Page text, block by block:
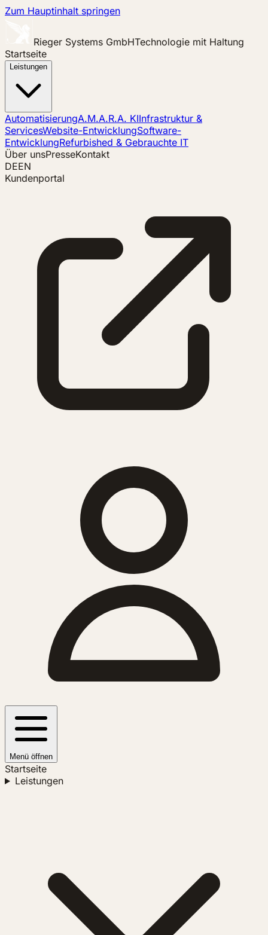
Zum Hauptinhalt springen
Rieger Systems GmbHTechnologie mit Haltung
Startseite
Leistungen
AutomatisierungA.M.A.R.A. KIInfrastruktur &
ServicesWebsite-EntwicklungSoftware-
EntwicklungRefurbished & Gebrauchte IT
Über unsPresseKontakt
DEEN
Kundenportal
Menü öffnen
Startseite
Leistungen